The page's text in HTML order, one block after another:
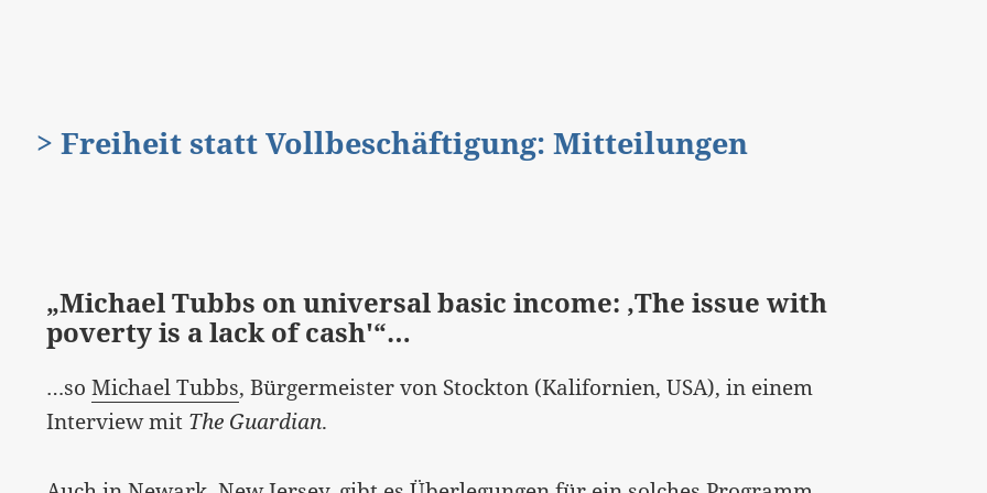
> Freiheit statt Vollbeschäftigung: Mitteilungen
„Michael Tubbs on universal basic income: ‚The issue with
poverty is a lack of cash'“…
…soMichael Tubbs, Bürgermeister von Stockton (Kalifornien, USA), in einem
Interview mit The Guardian.